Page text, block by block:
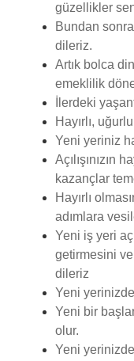
güzellikler
Bundan
dileriz.
Artık bolca
emeklilik
İlerdeki
Hayırlı,
Yeni yeriniz
Açılışınızın
kazançlar
Hayırlı
adımlara
Yeni iş yeri
getirmesini
dileriz
Yeni
Yeni bir
olur.
Yeni